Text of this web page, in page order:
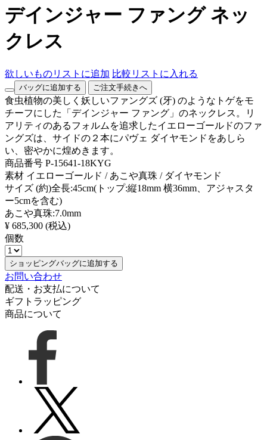
デインジャー ファング ネッ
クレス
欲しいものリストに追加 比較リストに入れる
バッグに追加する ご注文手続きへ
食虫植物の美しく妖しいファングズ (牙) のようなトゲをモ
チーフにした「デインジャー ファング」のネックレス。リ
アリティのあるフォルムを追求したイエローゴールドのファ
ングズは、サイドの２本にパヴェ ダイヤモンドをあしら
い、密やかに煌めきます。
商品番号 P-15641-18KYG
素材 イエローゴールド / あこや真珠 / ダイヤモンド
サイズ (約)全長:45cm(トップ:縦18mm 横36mm、アジャスタ
ー5cmを含む)
あこや真珠:7.0mm
¥ 685,300 (税込)
個数
ショッピングバッグに追加する
お問い合わせ
配送・お支払について
ギフトラッピング
商品について